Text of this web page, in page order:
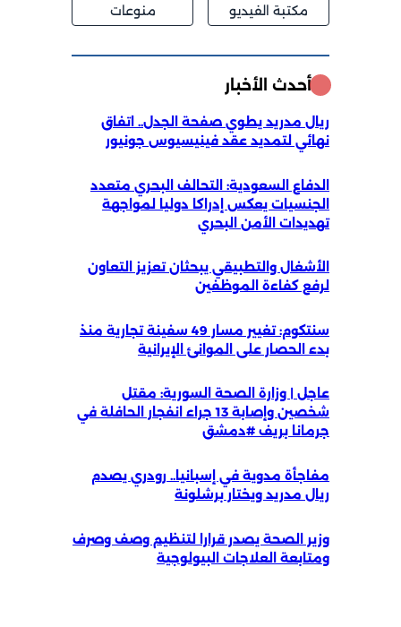
مكتبة الفيديو منوعات
أحدث الأخبار
ريال مدريد يطوي صفحة الجدل.. اتفاق
نهائي لتمديد عقد فينيسيوس جونيور
الدفاع السعودية: التحالف البحري متعدد
الجنسيات يعكس إدراكا دوليا لمواجهة
تهديدات الأمن البحري
الأشغال والتطبيقي يبحثان تعزيز التعاون
لرفع كفاءة الموظفين
سنتكوم: تغيير مسار 49 سفينة تجارية منذ
بدء الحصار على الموانئ الإيرانية
عاجل | وزارة الصحة السورية: مقتل
شخصين وإصابة 13 جراء انفجار الحافلة في
جرمانا بريف #دمشق
مفاجأة مدوية في إسبانيا.. رودري يصدم
ريال مدريد ويختار برشلونة
وزير الصحة يصدر قرارا لتنظيم وصف وصرف
ومتابعة العلاجات البيولوجية